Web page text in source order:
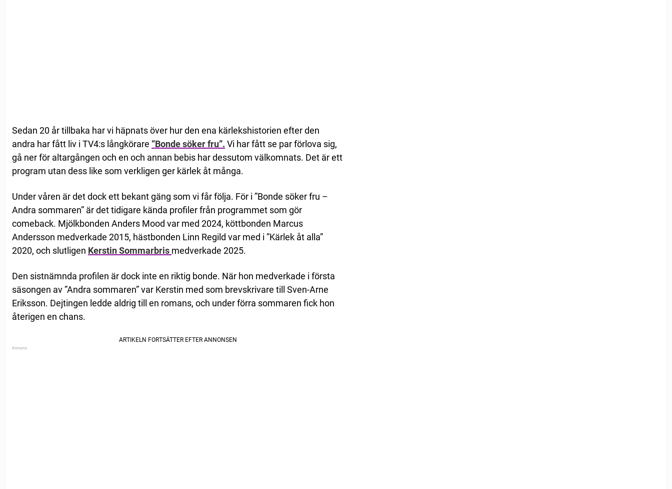
Sedan 20 år tillbaka har vi häpnats över hur den ena kärlekshistorien efter den
andra har fått liv i TV4:s långkörare ”Bonde söker fru”. Vi har fått se par förlova sig,
gå ner för altargången och en och annan bebis har dessutom välkomnats. Det är ett
program utan dess like som verkligen ger kärlek åt många.
Under våren är det dock ett bekant gäng som vi får följa. För i ”Bonde söker fru –
Andra sommaren” är det tidigare kända profiler från programmet som gör
comeback. Mjölkbonden Anders Mood var med 2024, köttbonden Marcus
Andersson medverkade 2015, hästbonden Linn Regild var med i ”Kärlek åt alla”
2020, och slutligen Kerstin Sommarbris medverkade 2025.
Den sistnämnda profilen är dock inte en riktig bonde. När hon medverkade i första
säsongen av ”Andra sommaren” var Kerstin med som brevskrivare till Sven-Arne
Eriksson. Dejtingen ledde aldrig till en romans, och under förra sommaren fick hon
återigen en chans.